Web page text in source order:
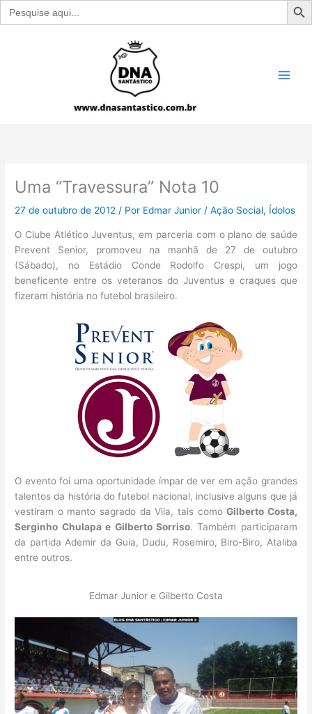
Search
for:
Uma “Travessura” Nota 10
27 de outubro de 2012/ Por Edmar Junior/Ação Social, Ídolos
O Clube Atlético Juventus, em parceria com o plano de saúde
Prevent Senior, promoveu na manhã de 27 de outubro
(Sábado), no Estádio Conde Rodolfo Crespi, um jogo
beneficente entre os veteranos do Juventus e craques que
fizeram história no futebol brasileiro.
O evento foi uma oportunidade ímpar de ver em ação grandes
talentos da história do futebol nacional, inclusive alguns que já
vestiram o manto sagrado da Vila, tais comoGilberto Costa,
Serginho Chulapa e Gilberto Sorriso. Também participaram
da partida Ademir da Guia, Dudu, Rosemiro, Biro-Biro, Ataliba
entre outros.
Edmar Junior e Gilberto Costa